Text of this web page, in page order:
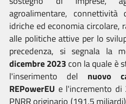
agroalimentare, connettività
idriche ed economia circolare,
alle politiche attive per lo
precedenza, si segnala la
dicembre 2023 con la quale è
l'inserimento del nuovo
REPowerEU e l'incremento
PNRR originario (191,5